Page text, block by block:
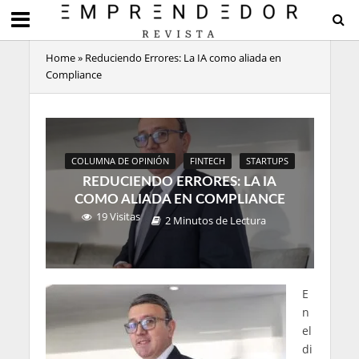
Home» Reduciendo Errores: La IA como aliada en
Compliance
COLUMNA DE OPINIÓN FINTECH STARTUPS
REDUCIENDO ERRORES: LA IA
COMO ALIADA EN COMPLIANCE
19 Visitas
2 Minutos de Lectura
E
n
el
di